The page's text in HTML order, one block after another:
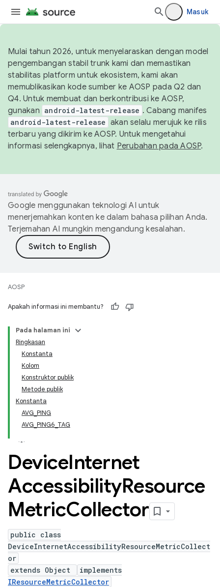
Masuk
Mulai tahun 2026, untuk menyelaraskan dengan model
pengembangan stabil trunk kami dan memastikan
stabilitas platform untuk ekosistem, kami akan
memublikasikan kode sumber ke AOSP pada Q2 dan
Q4. Untuk membuat dan berkontribusi ke AOSP,
gunakan android-latest-release . Cabang manifes
android-latest-release akan selalu merujuk ke rilis
terbaru yang dikirim ke AOSP. Untuk mengetahui
informasi selengkapnya, lihat Perubahan pada AOSP.
Google menggunakan teknologi AI untuk
menerjemahkan konten ke dalam bahasa pilihan Anda.
Terjemahan AI mungkin mengandung kesalahan.
AOSP
Apakah informasi ini membantu?
Pada halaman ini
Ringkasan
Konstanta
Kolom
Konstruktor publik
Metode publik
Konstanta
AVG_PING
AVG_PING6_TAG
DeviceInternet
AccessibilityResource
MetricCollector
public class
DeviceInternetAccessibilityResourceMetricCollect
or
extends Object
implements
IResourceMetricCollector